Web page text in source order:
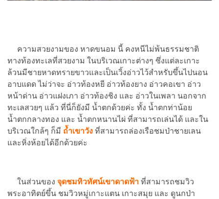
ความสวยงามของ หาดขนอม นี้ คงหนีไม่พ้นธรรมชาติ
ทางท้องทะเลที่สวยงาม ในบริเวณเกาะต่างๆ ซึ่งแต่ละเกาะ
ล้วนมีชายหาดทรายขาวและเป็นเวิ้งอ่าวไว้สำหรับขึ้นไปนอน
อาบแดด ไม่ว่าจะ อ่าวท้องหยี อ่าวท้องยาง อ่าวคอเขา อ่าว
หน้าด่าน อ่าวแฝงเภา อ่าวท้องชิง และ อ่าวในเพลา นอกจาก
ทะเลสวยๆ แล้ว ที่นี่ก็ยังมี น้ำตกด้วยค่ะ ทั้ง น้ำตกท่าน้อย
น้ำตกกลางทอง และ น้ำตกหนานไผ่ ที่สามารถเล่นได้ และใน
บริเวณใกล้ๆ ก็มี ถ้ำเขาวัง ที่สามารถล่องเรือชมป่าชายเลน
และหิ่งห้อยได้อีกด้วยค่ะ
ในส่วนของ จุดชมทิวทัศน์เขาดาดฟ้า ที่สามารถชมวิว
พระอาทิตย์ขึ้น ชมวิวหมู่เกาะแตน เกาะสมุย และ ดูนกป่า